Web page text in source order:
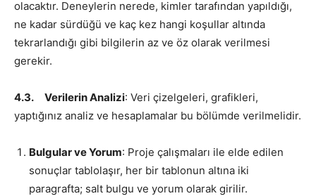
olacaktır. Deneylerin nerede, kimler tarafından yapıldığı,
ne kadar sürdüğü ve kaç kez hangi koşullar altında
tekrarlandığı gibi bilgilerin az ve öz olarak verilmesi
gerekir.
4.3. Verilerin Analizi: Veri çizelgeleri, grafikleri,
yaptığınız analiz ve hesaplamalar bu bölümde verilmelidir.
Bulgular ve Yorum: Proje çalışmaları ile elde edilen
sonuçlar tablolaşır, her bir tablonun altına iki
paragrafta; salt bulgu ve yorum olarak girilir.